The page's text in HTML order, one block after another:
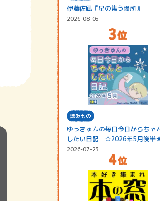
伊藤佐凪『星の集う場所』
2026-08-05
読みもの
ゆっきゅんの毎日今日からちゃ
したい日記 ☆2026年5月後半
2026-07-23